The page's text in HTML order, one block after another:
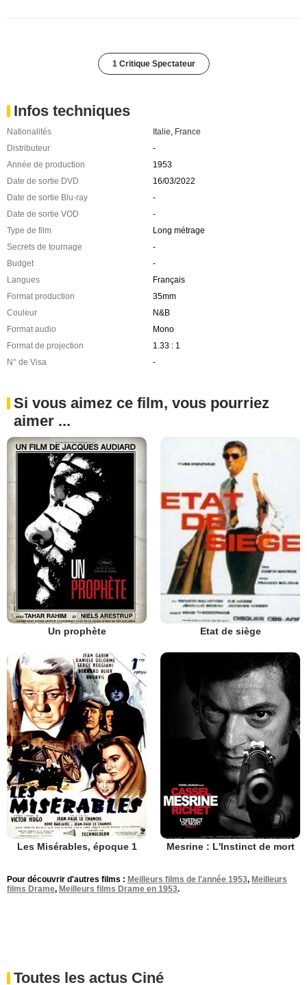
1 Critique Spectateur
Infos techniques
Nationalités Italie, France
Distributeur
-
Année de production
1953
Date de sortie DVD
16/03/2022
Date de sortie Blu-ray
-
Date de sortie VOD
-
Type de film
Long métrage
Secrets de tournage
-
Budget
-
Langues
Français
Format production
35mm
Couleur
N&B
Format audio
Mono
Format de projection
1.33 : 1
N° de Visa
-
Si vous aimez ce film, vous pourriez
aimer ...
Un prophète Etat de siège
Les Misérables, époque 1 Mesrine : L'Instinct de mort
Pour découvrir d'autres films : Meilleurs films de l'année 1953, Meilleurs
films Drame, Meilleurs films Drame en 1953.
Toutes les actus Ciné